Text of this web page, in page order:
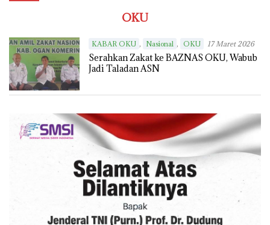
OKU
KABAR OKU , Nasional , OKU 17 Maret 2026
Serahkan Zakat ke BAZNAS OKU, Wabub
Jadi Taladan ASN